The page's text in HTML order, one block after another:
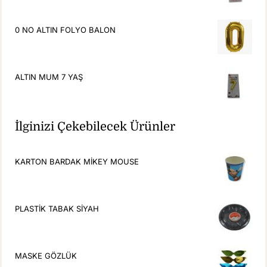
0 NO ALTIN FOLYO BALON
ALTIN MUM 7 YAŞ
İlginizi Çekebilecek Ürünler
KARTON BARDAK MİKEY MOUSE
PLASTİK TABAK SİYAH
MASKE GÖZLÜK